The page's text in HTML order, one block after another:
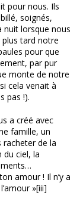
pour nous. Ils
soignés,
nuit lorsque nous
plus tard notre
pour que
par pur
monte de notre
cela venait à
pas !).
a créé avec
famille, un
racheter de la
ciel, la
amour ! Il n’y a
»[iii]